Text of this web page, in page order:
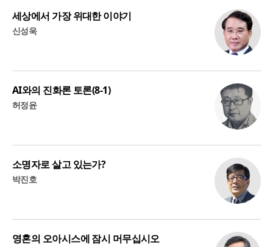
세상에서 가장 위대한 이야기
신성욱
AI와의 진화론 토론(8-1)
허정윤
소명자로 살고 있는가?
박진호
영혼의 오아시스에 잠시 머무십시오